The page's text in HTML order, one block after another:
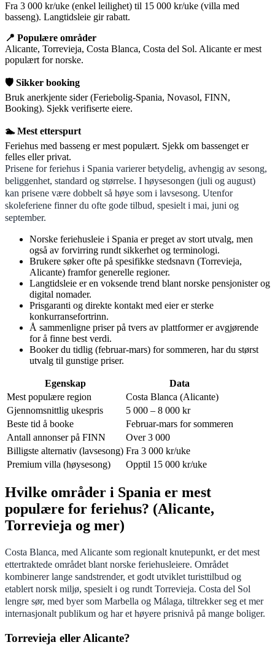
Fra 3 000 kr/uke (enkel leilighet) til 15 000 kr/uke (villa med
basseng). Langtidsleie gir rabatt.
📍 Populære områder
Alicante, Torrevieja, Costa Blanca, Costa del Sol. Alicante er mest
populært for norske.
🛡️ Sikker booking
Bruk anerkjente sider (Feriebolig-Spania, Novasol, FINN,
Booking). Sjekk verifiserte eiere.
🏊 Mest etterspurt
Feriehus med basseng er mest populært. Sjekk om bassenget er
felles eller privat.
Prisene for feriehus i Spania varierer betydelig, avhengig av sesong,
beliggenhet, standard og størrelse. I høysesongen (juli og august)
kan prisene være dobbelt så høye som i lavsesong. Utenfor
skoleferiene finner du ofte gode tilbud, spesielt i mai, juni og
september.
Norske feriehusleie i Spania er preget av stort utvalg, men
også av forvirring rundt sikkerhet og terminologi.
Brukere søker ofte på spesifikke stedsnavn (Torrevieja,
Alicante) framfor generelle regioner.
Langtidsleie er en voksende trend blant norske pensjonister og
digital nomader.
Prisgaranti og direkte kontakt med eier er sterke
konkurransefortrinn.
Å sammenligne priser på tvers av plattformer er avgjørende
for å finne best verdi.
Booker du tidlig (februar-mars) for sommeren, har du størst
utvalg til gunstige priser.
Egenskap
Data
Mest populære region
Costa Blanca (Alicante)
Gjennomsnittlig ukespris
5 000 – 8 000 kr
Beste tid å booke
Februar-mars for sommeren
Antall annonser på FINN
Over 3 000
Billigste alternativ (lavsesong) Fra 3 000 kr/uke
Premium villa (høysesong)
Opptil 15 000 kr/uke
Hvilke områder i Spania er mest
populære for feriehus? (Alicante,
Torrevieja og mer)
Costa Blanca, med Alicante som regionalt knutepunkt, er det mest
ettertraktede området blant norske feriehusleiere. Området
kombinerer lange sandstrender, et godt utviklet turisttilbud og
etablert norsk miljø, spesielt i og rundt Torrevieja. Costa del Sol
lengre sør, med byer som Marbella og Málaga, tiltrekker seg et mer
internasjonalt publikum og har et høyere prisnivå på mange boliger.
Torrevieja eller Alicante?